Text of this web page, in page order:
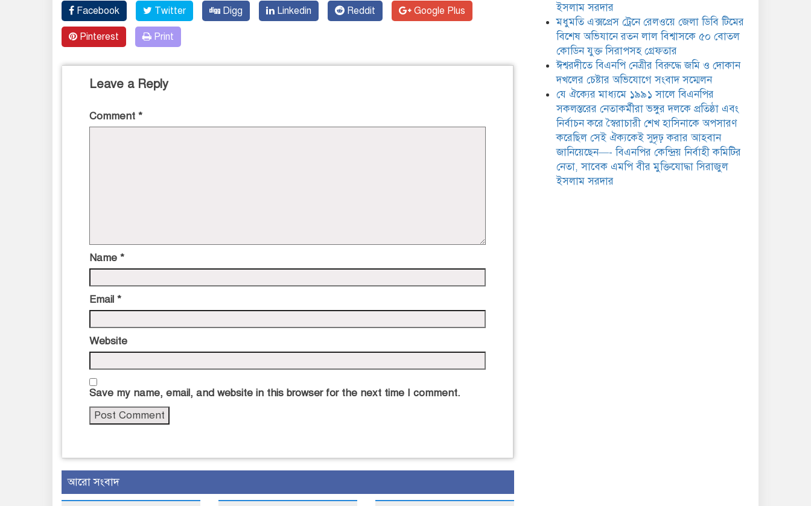
Facebook Twitter Digg Linkedin Reddit Google Plus
Pinterest Print
Leave a Reply
Comment *
Name *
Email *
Website
Save my name, email, and website in this browser for the next time I comment.
আরো সংবাদ
ইসলাম সরদার
মধুমতি এক্সপ্রেস ট্রেনে রেলওয়ে জেলা ডিবি টিমের
বিশেষ অভিযানে রতন লাল বিশ্বাসকে ৫০ বোতল
কোডিন যুক্ত সিরাপসহ গ্রেফতার
ঈশ্বরদীতে বিএনপি নেত্রীর বিরুদ্ধে জমি ও দোকান
দখলের চেষ্টার অভিযোগে সংবাদ সম্মেলন
যে ঐক্যের মাধ্যমে ১৯৯১ সালে বিএনপির
সকলস্তরের নেতাকর্মীরা ভঙ্গুর দলকে প্রতিষ্ঠা এবং
নির্বাচন করে স্বৈরাচারী শেখ হাসিনাকে অপসারণ
করেছিল সেই ঐক্যকেই সুদৃঢ় করার আহবান
জানিয়েছেন—- বিএনপির কেন্দ্রিয় নির্বাহী কমিটির
নেতা, সাবেক এমপি বীর মুক্তিযোদ্ধা সিরাজুল
ইসলাম সরদার